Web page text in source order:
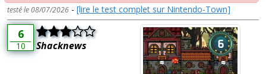
testé le 08/07/2026 - [lire le test complet sur Nintendo-Town]
6
10 Shacknews